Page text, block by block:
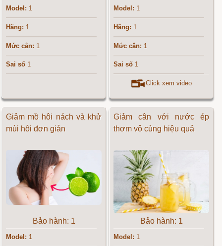
Model: 1
Hãng: 1
Mức cân: 1
Sai số 1
Model: 1
Hãng: 1
Mức cân: 1
Sai số 1
Click xem video
Giảm mồ hôi nách và khử
mùi hôi đơn giản
Bảo hành: 1
Model: 1
Giảm cân với nước ép
thơm vô cùng hiệu quả
Bảo hành: 1
Model: 1